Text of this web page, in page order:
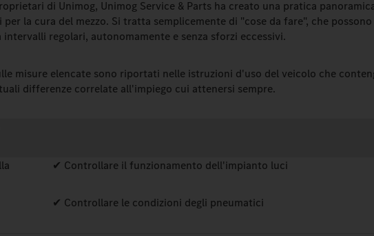
di Unimog, Unimog Service & Parts ha creato una pratica
la cura del mezzo. Si tratta semplicemente di "cose da fare", che possono
regolari, autonomamente e senza sforzi eccessivi.
misure elencate sono riportati nelle istruzioni d'uso del veicolo che
differenze correlate all'impiego cui attenersi sempre.
✔ Controllare il funzionamento dell'impianto luci
✔ Controllare le condizioni degli pneumatici